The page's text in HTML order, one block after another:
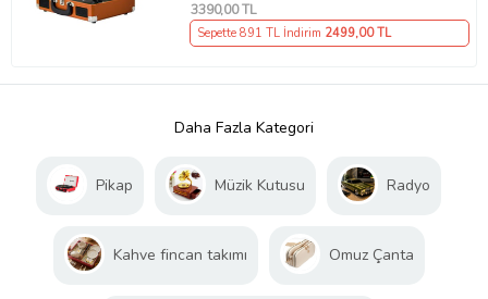
3390,00 TL
Sepette 891 TL İndirim 2499,00 TL
Daha Fazla Kategori
Pikap Müzik Kutusu Radyo
Kahve fincan takımı Omuz Çanta